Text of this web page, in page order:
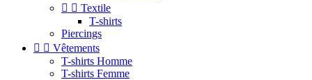
  Textile
T-shirts
Piercings
  Vêtements
T-shirts Homme
T-shirts Femme